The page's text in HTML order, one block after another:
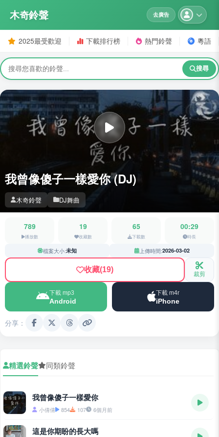
木奇鈴聲 去廣告
2025最受歡迎 下載排行榜 熱門鈴聲 粵語
搜尋
我曾像傻子一樣愛你 (DJ)
木奇鈴聲 DJ舞曲
789
播放數
19
收藏數
65
下載數
00:29
時長
檔案大小:未知 上傳時間:2026-03-02
收藏(19) 裁剪
下載 mp3
Android
下載 m4r
iPhone
分享：
精選鈴聲 同類鈴聲
我曾像傻子一樣愛你
小倩倩 854 107 6個月前
這是你期盼的長大嗎